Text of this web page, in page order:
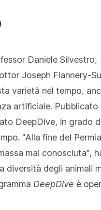
Daniele Silvestro,
Joseph Flannery-
varietà nel tempo,
artificiale. Pubblicato
DeepDive, in grado
"Alla fine del
mai conosciuta",
diversità degli animali
DeepDive è